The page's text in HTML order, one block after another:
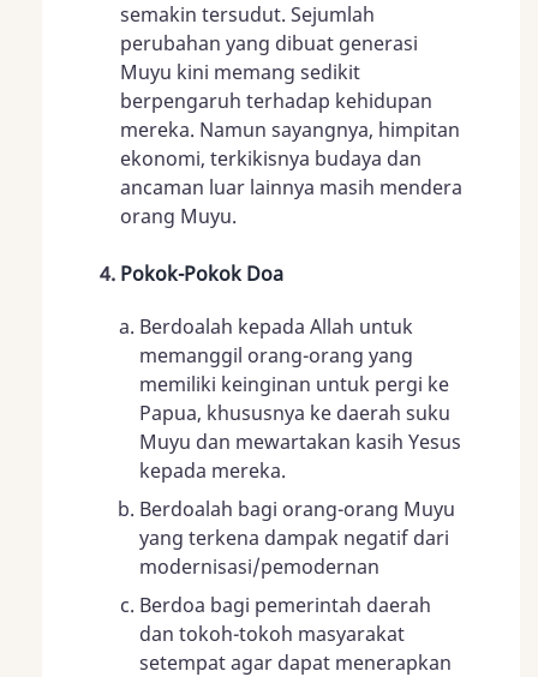
semakin tersudut. Sejumlah
perubahan yang dibuat generasi
Muyu kini memang sedikit
berpengaruh terhadap kehidupan
mereka. Namun sayangnya, himpitan
ekonomi, terkikisnya budaya dan
ancaman luar lainnya masih mendera
orang Muyu.
Pokok-Pokok Doa
Berdoalah kepada Allah untuk
memanggil orang-orang yang
memiliki keinginan untuk pergi ke
Papua, khususnya ke daerah suku
Muyu dan mewartakan kasih Yesus
kepada mereka.
Berdoalah bagi orang-orang Muyu
yang terkena dampak negatif dari
modernisasi/pemodernan
Berdoa bagi pemerintah daerah
dan tokoh-tokoh masyarakat
setempat agar dapat menerapkan